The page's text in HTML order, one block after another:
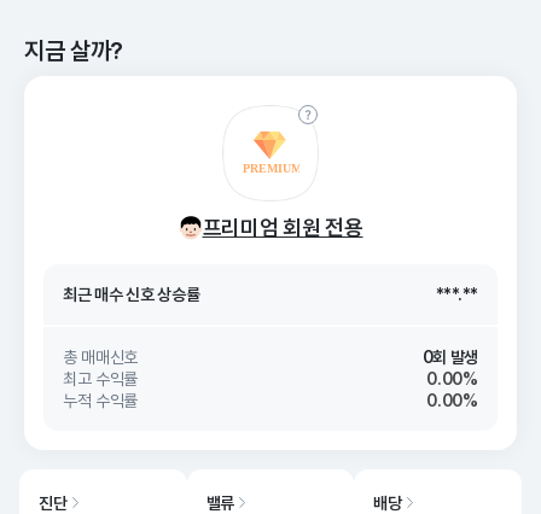
지금 살까?
프리미엄 회원 전용
26. 08/07
최근 매수 신호 상승률 ***.**
최근 매수 신호 ***.**
총 매매신호
0회 발생
최고 수익률
0.00%
누적 수익률
0.00%
진단 밸류 배당